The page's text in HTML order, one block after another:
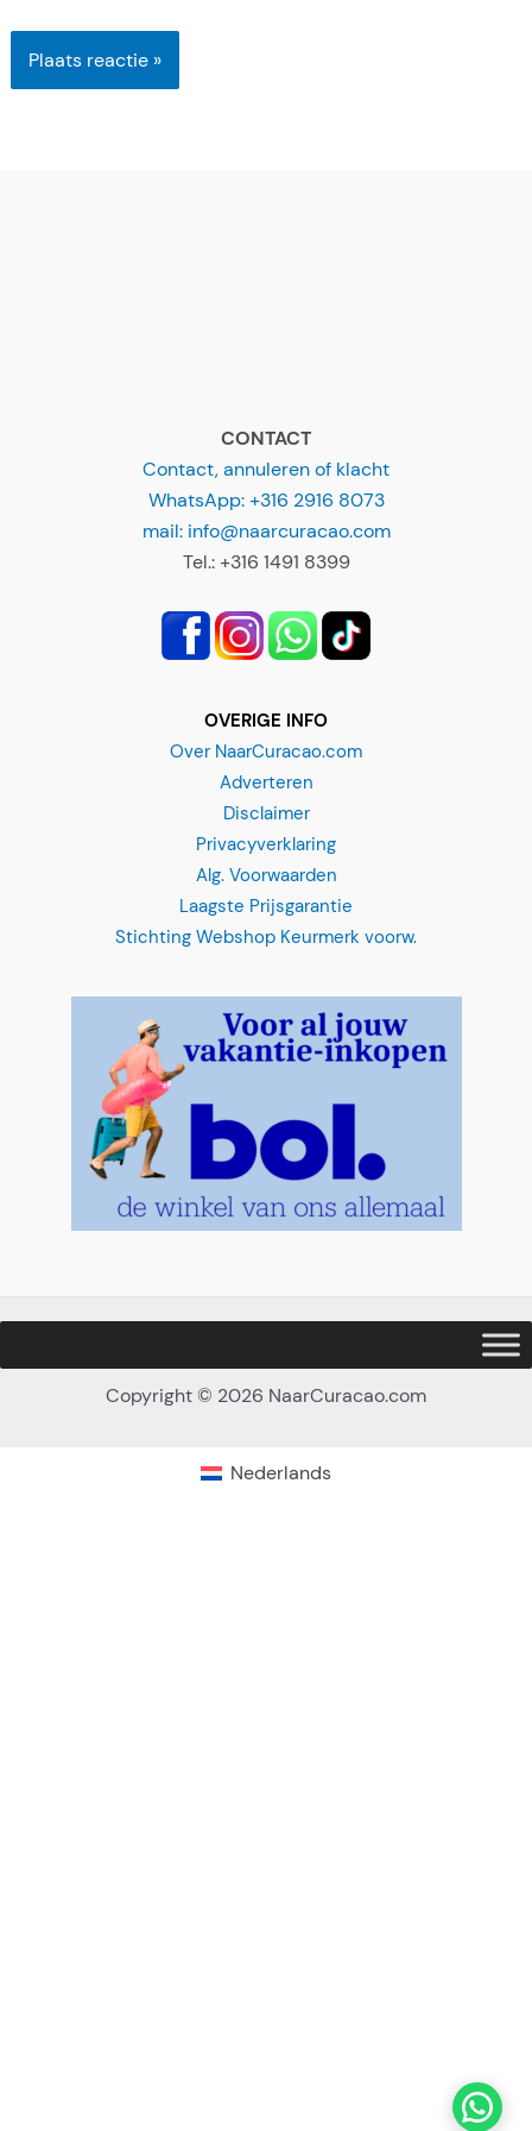
e
CONTACT
Contact, annuleren of klacht
WhatsApp: +316 2916 8073
mail: info@naarcuracao.com
Tel.: +316 1491 8399
OVERIGE INFO
Over NaarCuracao.com
Adverteren
Disclaimer
Privacyverklaring
Alg. Voorwaarden
Laagste Prijsgarantie
Stichting Webshop Keurmerk voorw.
Copyright © 2026 NaarCuracao.com